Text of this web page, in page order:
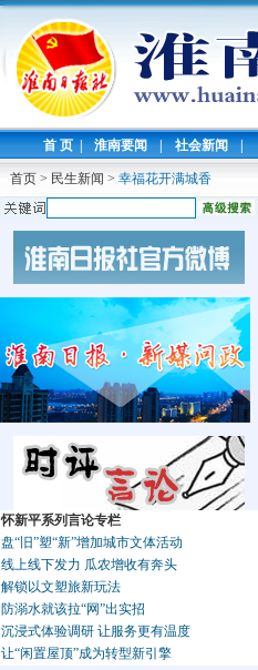
首 页 | 淮南要闻 | 社会新闻 |
首页 > 民生新闻 > 幸福花开满城香
怀新平系列言论专栏
盘“旧”塑“新”增加城市文体活动
线上线下发力 瓜农增收有奔头
解锁以文塑旅新玩法
防溺水就该拉“网”出实招
沉浸式体验调研 让服务更有温度
让“闲置屋顶”成为转型新引擎